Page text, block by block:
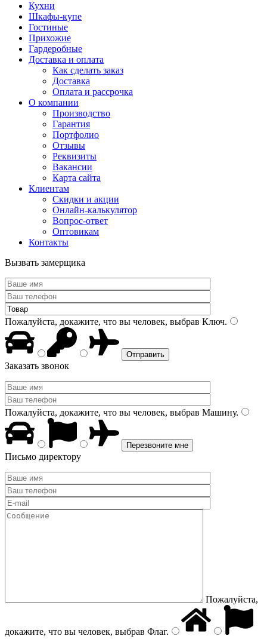
Кухни
Шкафы-купе
Гостиные
Прихожие
Гардеробные
Доставка и оплата
Как сделать заказ
Доставка
Оплата и рассрочка
О компании
Производство
Гарантия
Портфолио
Отзывы
Реквизиты
Вакансии
Карта сайта
Клиентам
Скидки и акции
Онлайн-калькулятор
Вопрос-ответ
Оптовикам
Контакты
Вызвать замерщика
Пожалуйста, докажите, что вы человек, выбрав Ключ.
Заказать звонок
Пожалуйста, докажите, что вы человек, выбрав Машину.
Письмо директору
Пожалуйста,
докажите, что вы человек, выбрав Флаг.